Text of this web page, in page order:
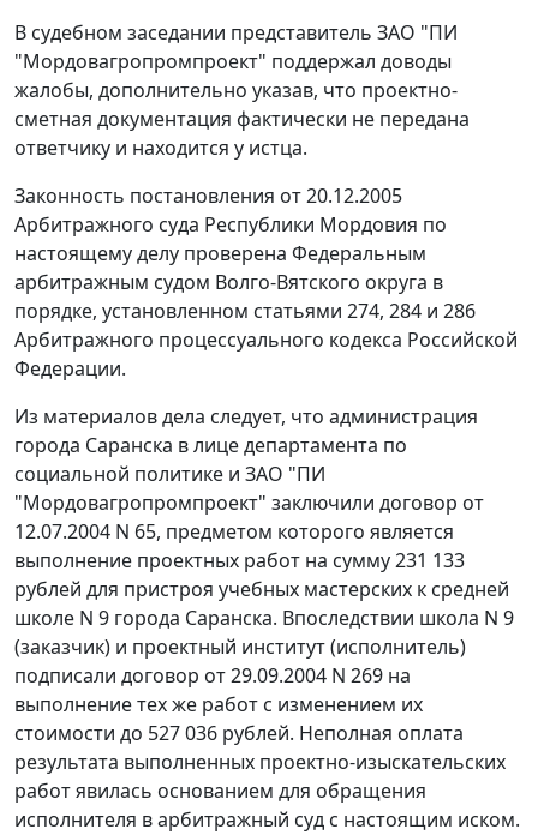
В судебном заседании представитель ЗАО "ПИ
"Мордовагропромпроект" поддержал доводы
жалобы, дополнительно указав, что проектно-
сметная документация фактически не передана
ответчику и находится у истца.
Законность постановления от 20.12.2005
Арбитражного суда Республики Мордовия по
настоящему делу проверена Федеральным
арбитражным судом Волго-Вятского округа в
порядке, установленном статьями 274, 284 и 286
Арбитражного процессуального кодекса Российской
Федерации.
Из материалов дела следует, что администрация
города Саранска в лице департамента по
социальной политике и ЗАО "ПИ
"Мордовагропромпроект" заключили договор от
12.07.2004 N 65, предметом которого является
выполнение проектных работ на сумму 231 133
рублей для пристроя учебных мастерских к средней
школе N 9 города Саранска. Впоследствии школа N 9
(заказчик) и проектный институт (исполнитель)
подписали договор от 29.09.2004 N 269 на
выполнение тех же работ с изменением их
стоимости до 527 036 рублей. Неполная оплата
результата выполненных проектно-изыскательских
работ явилась основанием для обращения
исполнителя в арбитражный суд с настоящим иском.